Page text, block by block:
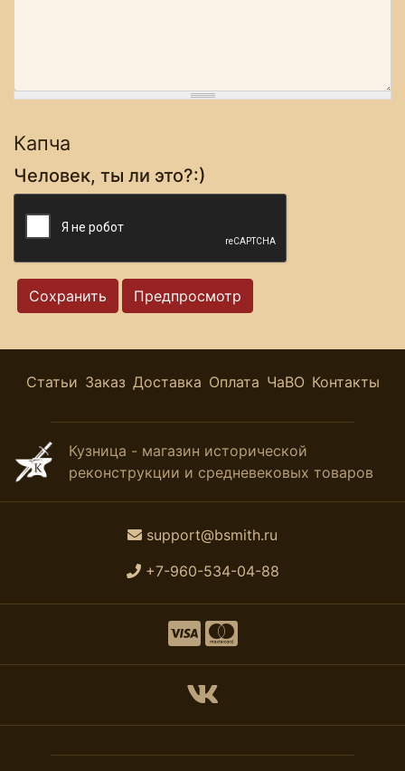
Капча
Человек, ты ли это?:)
Статьи Заказ Доставка Оплата ЧаВО Контакты
Кузница - магазин исторической
реконструкции и средневековых товаров
support@bsmith.ru
+7-960-534-04-88